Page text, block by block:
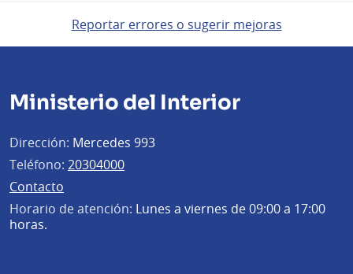
Reportar errores o sugerir mejoras
Ministerio del Interior
Dirección: Mercedes 993
Teléfono: 20304000
Contacto
Horario de atención: Lunes a viernes de 09:00 a 17:00
horas.